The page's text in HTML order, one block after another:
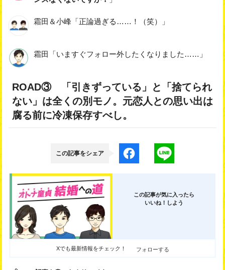
霜田＆小峰「正論過ぎる……！（笑）」
霜田「いますぐフォロー外したくなりました……」
ROAD③ 「引きずっている」と「捨てられ
ない」は全くの別モノ。元恋人との思い出は
腐る前に冷凍保存すべし。
この記事をシェア
この記事が気に入ったら
いいね！しよう
Xでも最新情報をチェック！ フォローする